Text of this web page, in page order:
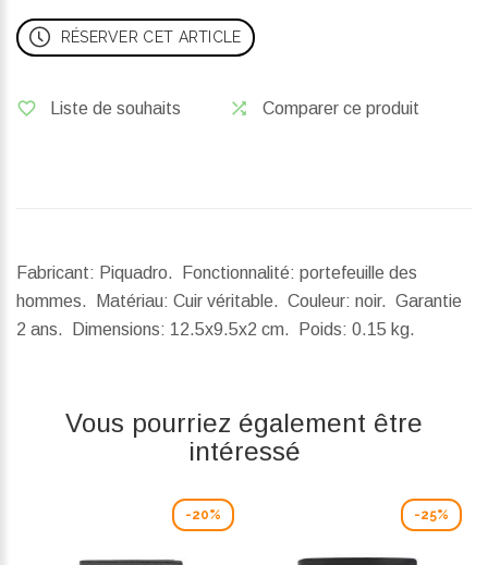
RÉSERVER CET ARTICLE
Liste de souhaits Comparer ce produit
Fabricant: Piquadro. Fonctionnalité: portefeuille des
hommes. Matériau: Cuir véritable. Couleur: noir. Garantie
2 ans.
Dimensions: 12.5x9.5x2 cm. Poids: 0.15 kg.
Vous pourriez également être
intéressé
-20% -25%